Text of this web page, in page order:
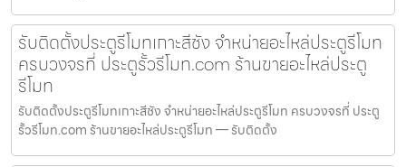
รับติดตั้งประตูรีโมทเกาะสีชัง จำหน่ายอะไหล่ประตูรีโมท
ครบวงจรที่ ประตูรั้วรีโมท.com ร้านขายอะไหล่ประตู
รีโมท
รับติดตั้งประตูรีโมทเกาะสีชัง จำหน่ายอะไหล่ประตูรีโมท ครบวงจรที่ ประตู
รั้วรีโมท.com ร้านขายอะไหล่ประตูรีโมท — รับติดตั้ง